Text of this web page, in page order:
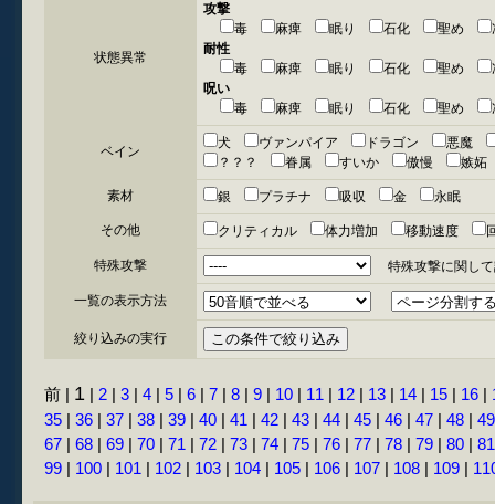
状態異常
攻撃
毒
麻痺 眠り 石化 聖め
耐性
毒
麻痺 眠り 石化 聖め
呪い
毒
麻痺 眠り 石化 聖め
ベイン
犬 ヴァンパイア ドラゴン
悪魔
？？？
眷属 すいか 傲慢 嫉
素材 銀 プラチナ 吸収 金 永眠
その他 クリティカル 体力増加 移動速度
特殊攻撃 特殊攻撃に関して
一覧の表示方法
絞り込みの実行
前 | 1 2 3 4 5 6 7 8 9 10 11 12 13 14 15 16
35
36 37 38 39 40 41 42 43 44 45 46 47 48
49
67
68 69 70 71 72 73 74 75 76 77 78 79 80
81
99
100 101 102 103 104 105 106 107 108 109